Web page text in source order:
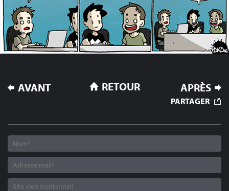
NAVIGATION
DE
AVANT APRÈS
RETOUR
PARTAGER